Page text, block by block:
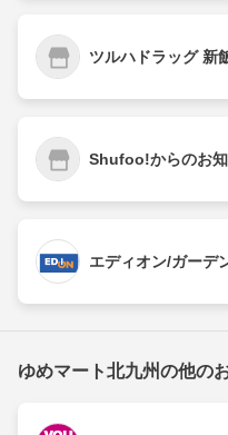
ツルハドラッグ 新
Shufoo!からのお知
エディオン/ガーデ
ゆめマート北九州の他の